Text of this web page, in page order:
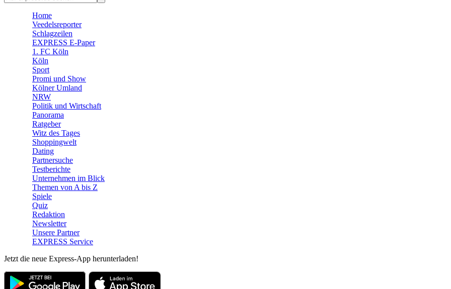
🛒 Shoppingwelt
Home
Veedelsreporter
Schlagzeilen
EXPRESS E-Paper
1. FC Köln
Köln
Sport
Promi und Show
Kölner Umland
NRW
Politik und Wirtschaft
Panorama
Ratgeber
Witz des Tages
Shoppingwelt
Dating
Partnersuche
Testberichte
Unternehmen im Blick
Themen von A bis Z
Spiele
Quiz
Redaktion
Newsletter
Unsere Partner
EXPRESS Service
Jetzt die neue Express-App herunterladen!